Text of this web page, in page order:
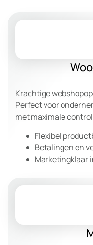
Krachtige
Perfect voor
met maximale
Flexibel
Betalingen en
Marketingklaar